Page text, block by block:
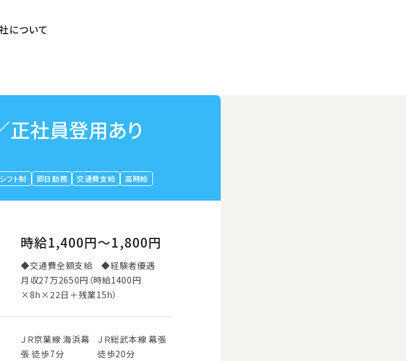
について
社員登用あり
シフト制 即日勤務 交通費支給 高時給
時給1,400円〜1,800円
◆交通費全額支給 ◆経験者優遇
月収27万2650円（時給1400円
×8h×22日＋残業15h）
ＪＲ京葉線 海浜幕
張 徒歩7分
ＪＲ総武本線 幕張
徒歩20分